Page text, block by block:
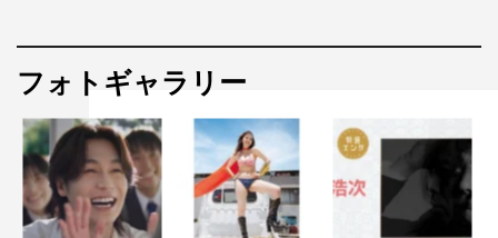
フォトギャラリー